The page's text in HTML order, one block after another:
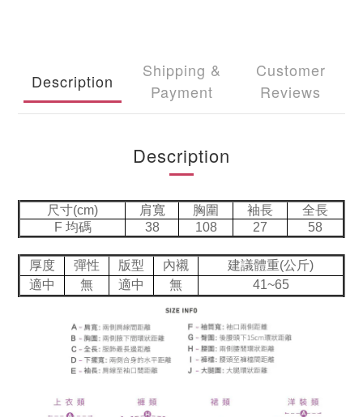
Description
Shipping &
Payment
Customer
Reviews
Description
尺寸(cm) 肩寬 胸圍 袖長
全長
F 均碼
38 108 27 58
厚度 彈性 版型 內襯
建議體重(公斤)
適中
無 適中 無 41~65